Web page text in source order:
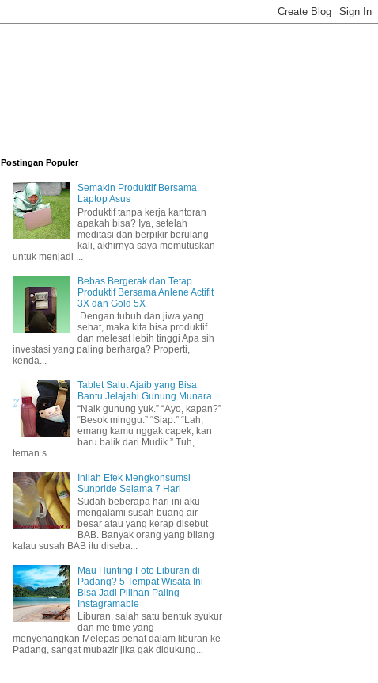
Postingan Populer
Semakin Produktif Bersama
Laptop Asus
Produktif tanpa kerja kantoran
apakah bisa? Iya, setelah
meditasi dan berpikir berulang
kali, akhirnya saya memutuskan
untuk menjadi ...
Bebas Bergerak dan Tetap
Produktif Bersama Anlene Actifit
3X dan Gold 5X
Dengan tubuh dan jiwa yang
sehat, maka kita bisa produktif
dan melesat lebih tinggi Apa sih
investasi yang paling berharga? Properti,
kenda...
Tablet Salut Ajaib yang Bisa
Bantu Jelajahi Gunung Munara
“Naik gunung yuk.” “Ayo, kapan?”
“Besok minggu.” “Siap.” “Lah,
emang kamu nggak capek, kan
baru balik dari Mudik.” Tuh,
teman s...
Inilah Efek Mengkonsumsi
Sunpride Selama 7 Hari
Sudah beberapa hari ini aku
mengalami susah buang air
besar atau yang kerap disebut
BAB. Banyak orang yang bilang
kalau susah BAB itu diseba...
Mau Hunting Foto Liburan di
Padang? 5 Tempat Wisata Ini
Bisa Jadi Pilihan Paling
Instagramable
Liburan, salah satu bentuk syukur
dan me time yang
menyenangkan Melepas penat dalam liburan ke
Padang, sangat mubazir jika gak didukung...